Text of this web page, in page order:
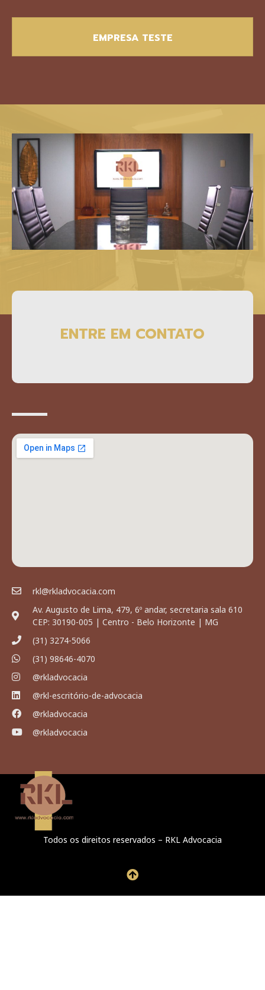
EMPRESA TESTE
ENTRE EM CONTATO
rkl@rkladvocacia.com
Av. Augusto de Lima, 479, 6º andar, secretaria sala 610
CEP: 30190-005 | Centro - Belo Horizonte | MG
(31) 3274-5066
(31) 98646-4070
@rkladvocacia
@rkl-escritório-de-advocacia
@rkladvocacia
@rkladvocacia
Todos os direitos reservados – RKL Advocacia